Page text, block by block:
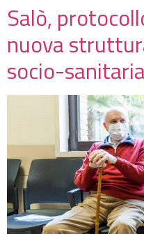
Salò,
nuova
socio-sanitaria